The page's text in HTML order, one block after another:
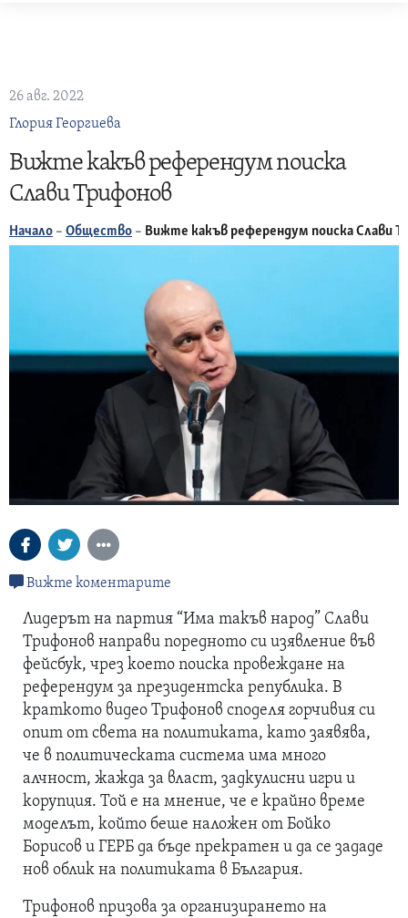
26 авг. 2022
Глория Георгиева
Вижте какъв референдум поиска
Слави Трифонов
Начало – Общество – Вижте какъв референдум поиска Слави
Вижте коментарите
Лидерът на партия “Има такъв народ” Слави
Трифонов направи поредното си изявление във
фейсбук, чрез което поиска провеждане на
референдум за президентска република. В
краткото видео Трифонов споделя горчивия си
опит от света на политиката, като заявява,
че в политическата система има много
алчност, жажда за власт, задкулисни игри и
корупция. Той е на мнение, че е крайно време
моделът, който беше наложен от Бойко
Борисов и ГЕРБ да бъде прекратен и да се зададе
нов облик на политиката в България.
Трифонов призова за организирането на